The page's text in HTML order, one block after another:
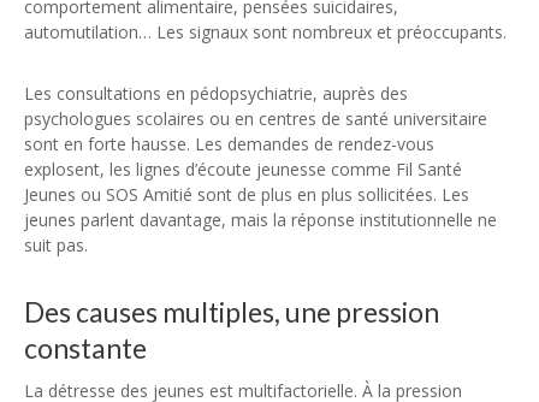
comportement alimentaire, pensées suicidaires,
automutilation… Les signaux sont nombreux et préoccupants.
Les consultations en pédopsychiatrie, auprès des
psychologues scolaires ou en centres de santé universitaire
sont en forte hausse. Les demandes de rendez-vous
explosent, les lignes d’écoute jeunesse comme Fil Santé
Jeunes ou SOS Amitié sont de plus en plus sollicitées. Les
jeunes parlent davantage, mais la réponse institutionnelle ne
suit pas.
Des causes multiples, une pression
constante
La détresse des jeunes est multifactorielle. À la pression